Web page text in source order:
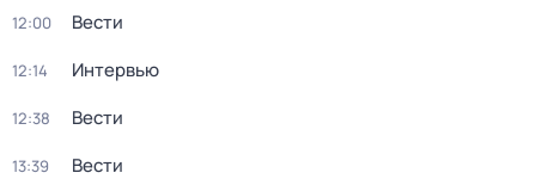
12:00 Вести
12:14 Интервью
12:38 Вести
13:39 Вести